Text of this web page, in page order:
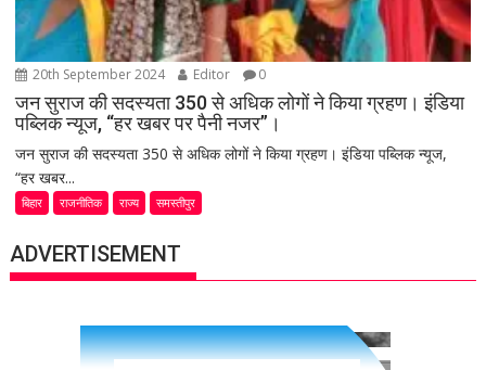
20th September 2024 Editor 0
जन सुराज की सदस्यता 350 से अधिक लोगों ने किया ग्रहण। इंडिया
पब्लिक न्यूज, “हर खबर पर पैनी नजर”।
जन सुराज की सदस्यता 350 से अधिक लोगों ने किया ग्रहण। इंडिया पब्लिक न्यूज,
“हर खबर...
बिहार राजनीतिक राज्य समस्तीपुर
ADVERTISEMENT